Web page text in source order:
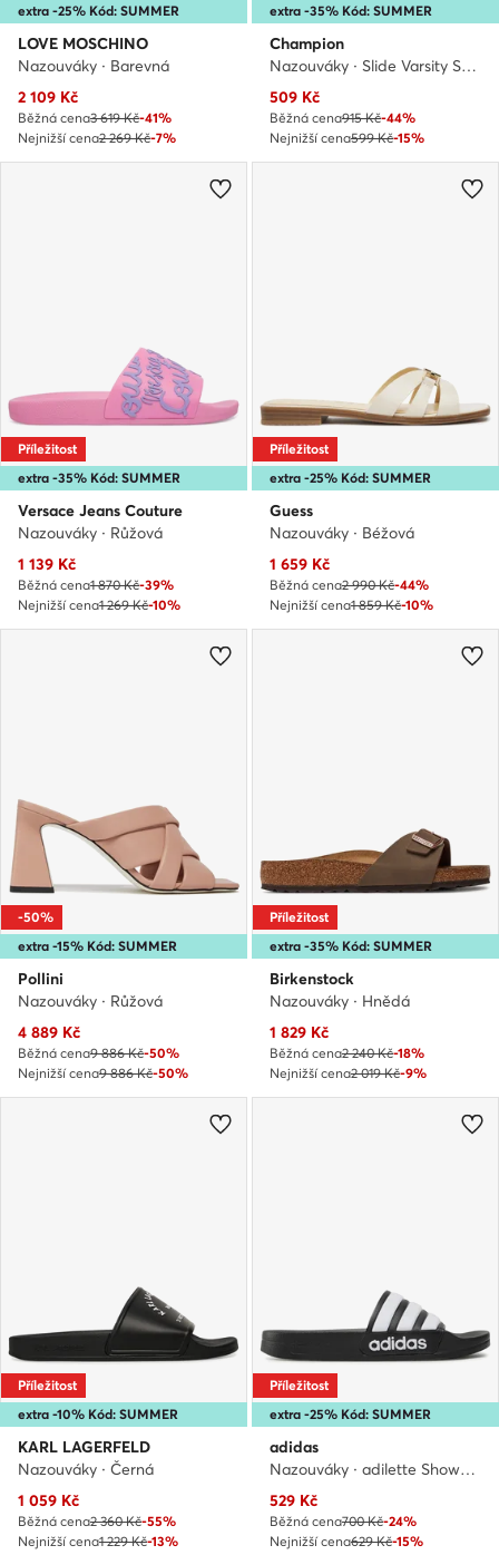
extra -25% Kód: SUMMER
LOVE MOSCHINO
Nazouváky · Barevná
Aktuální cena
2 109 Kč
Běžná cena3 619 Kč-41%
Nejnižší cena2 269 Kč-7%
extra -35% Kód: SUMMER
Champion
Nazouváky · Slide Varsity S11544-CHA-WW001 · Bílá
Aktuální cena
509 Kč
Běžná cena915 Kč-44%
Nejnižší cena599 Kč-15%
extra -35% Kód: SUMMER
Příležitost
Versace Jeans Couture
Nazouváky · Růžová
Aktuální cena
1 139 Kč
Běžná cena1 870 Kč-39%
Nejnižší cena1 269 Kč-10%
extra -25% Kód: SUMMER
Příležitost
Guess
Nazouváky · Béžová
Aktuální cena
1 659 Kč
Běžná cena2 990 Kč-44%
Nejnižší cena1 859 Kč-10%
extra -15% Kód: SUMMER
-50%
Pollini
Nazouváky · Růžová
Aktuální cena
4 889 Kč
Běžná cena9 886 Kč-50%
Nejnižší cena9 886 Kč-50%
extra -35% Kód: SUMMER
Příležitost
Birkenstock
Nazouváky · Hnědá
Aktuální cena
1 829 Kč
Běžná cena2 240 Kč-18%
Nejnižší cena2 019 Kč-9%
extra -10% Kód: SUMMER
Příležitost
KARL LAGERFELD
Nazouváky · Černá
Aktuální cena
1 059 Kč
Běžná cena2 360 Kč-55%
Nejnižší cena1 229 Kč-13%
extra -25% Kód: SUMMER
Příležitost
adidas
Nazouváky · adilette Shower GZ5922 · Černá
Aktuální cena
529 Kč
Běžná cena700 Kč-24%
Nejnižší cena629 Kč-15%